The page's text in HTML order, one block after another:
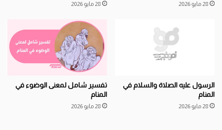
28 مايو 2026 28 مايو 2026
الرسول عليه الصلاة والسلام في
المنام
28 مايو 2026
تفسير شامل لمعنى الوضوء في
المنام
28 مايو 2026